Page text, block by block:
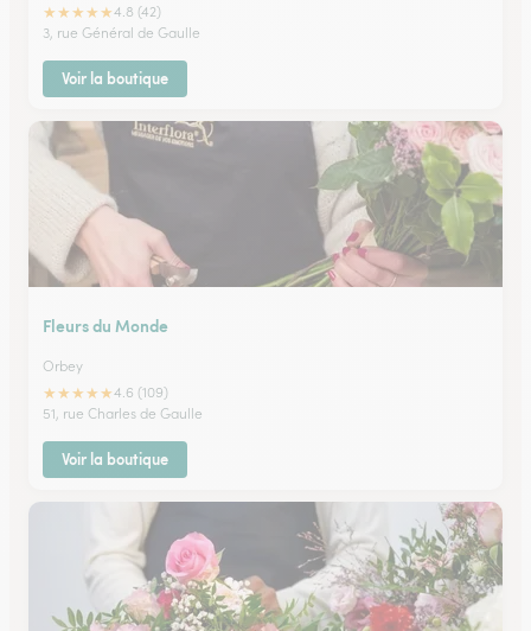
★★★★★4.8 (42)
3, rue Général de Gaulle
Voir la boutique
Fleurs du Monde
Orbey
★★★★★4.6 (109)
51, rue Charles de Gaulle
Voir la boutique